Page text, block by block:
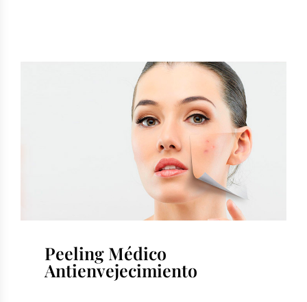
Peeling Médico
Antienvejecimiento